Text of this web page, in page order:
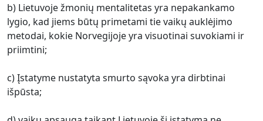
b) Lietuvoje žmonių mentalitetas yra nepakankamo
lygio, kad jiems būtų primetami tie vaikų auklėjimo
metodai, kokie Norvegijoje yra visuotinai suvokiami ir
priimtini;
c) Įstatyme nustatyta smurto sąvoka yra dirbtinai
išpūsta;